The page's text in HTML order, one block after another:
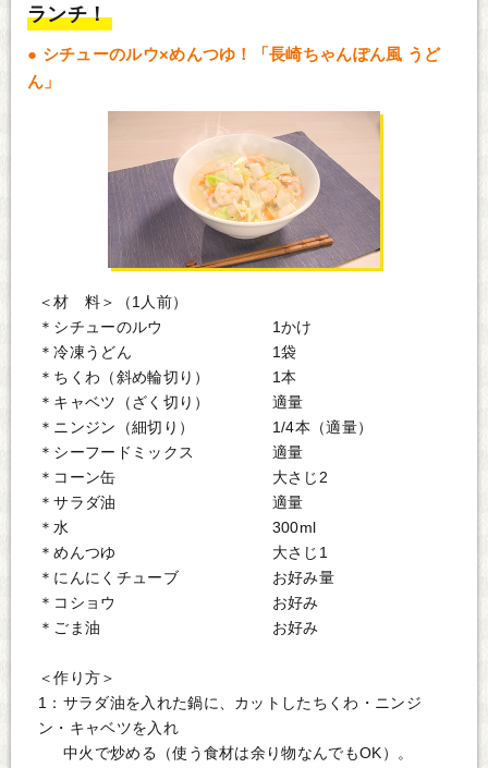
ランチ！
シチューのルウ×めんつゆ！「長崎ちゃんぽん風 うど
ん」
＜材 料＞（1人前）
＊シチューのルウ 1かけ
＊冷凍うどん 1袋
＊ちくわ（斜め輪切り） 1本
＊キャベツ（ざく切り） 適量
＊ニンジン（細切り） 1/4本（適量）
＊シーフードミックス 適量
＊コーン缶 大さじ2
＊サラダ油 適量
＊水 300ml
＊めんつゆ 大さじ1
＊にんにくチューブ お好み量
＊コショウ お好み
＊ごま油 お好み
＜作り方＞
1：サラダ油を入れた鍋に、カットしたちくわ・ニンジ
ン・キャベツを入れ
中火で炒める（使う食材は余り物なんでもOK）。